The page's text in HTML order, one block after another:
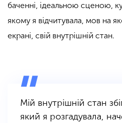
баченні, ідеальною сценою,
якому я відчитувала, мов на
екрані, свій внутрішній стан.
Мій внутрішній стан
який я розгадувала,